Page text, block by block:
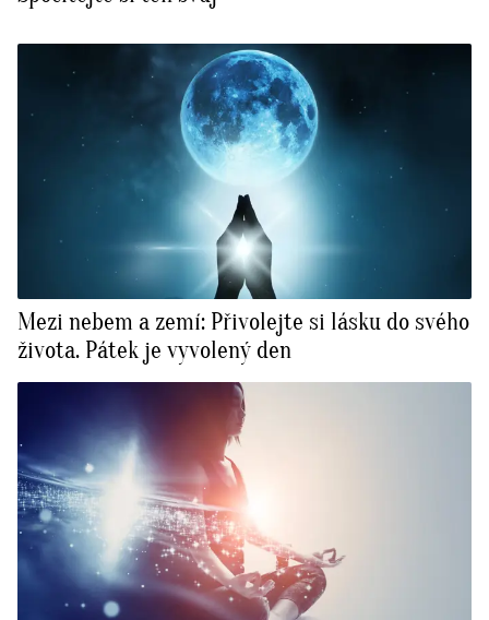
Mezi nebem a zemí: Přivolejte si lásku do svého
života. Pátek je vyvolený den